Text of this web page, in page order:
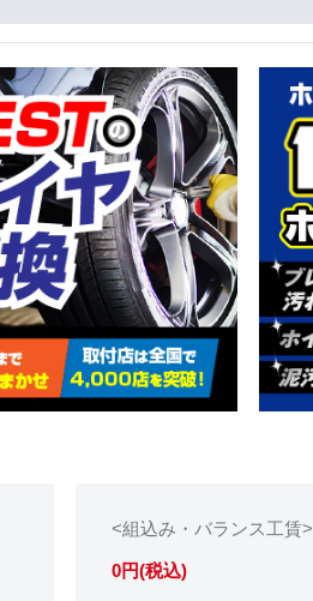
<組込み・バランス工賃>
0円(税込)